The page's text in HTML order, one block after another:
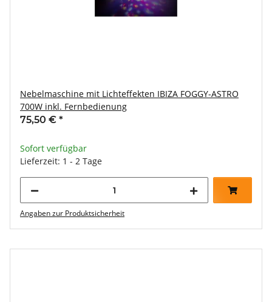
Nebelmaschine mit Lichteffekten IBIZA FOGGY-ASTRO
700W inkl. Fernbedienung
75,50 € *
Sofort verfügbar
Lieferzeit: 1 - 2 Tage
Angaben zur Produktsicherheit